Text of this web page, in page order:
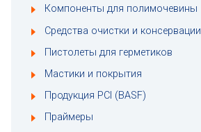
Компоненты для полимочевины
Средства очистки и консервации
Пистолеты для герметиков
Мастики и покрытия
Продукция PCI (BASF)
Праймеры